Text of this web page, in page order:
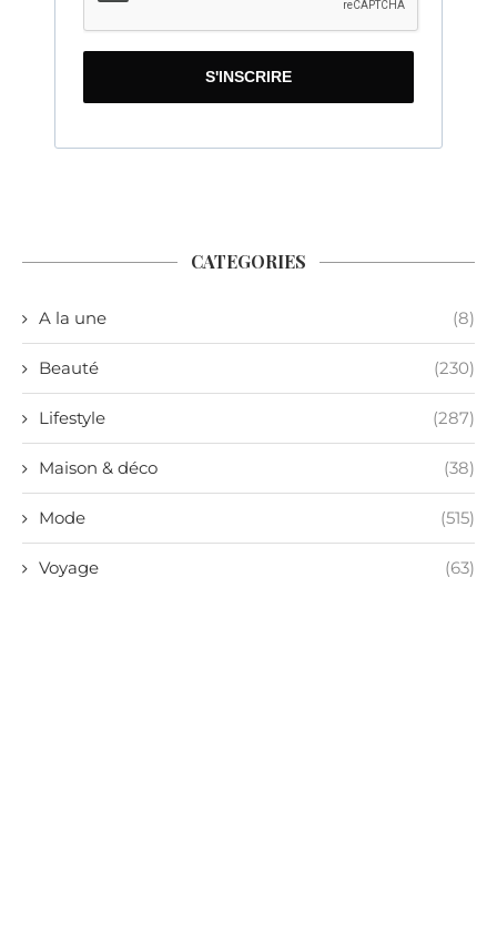
S'INSCRIRE
CATEGORIES
A la une (8)
Beauté (230)
Lifestyle (287)
Maison & déco (38)
Mode (515)
Voyage (63)